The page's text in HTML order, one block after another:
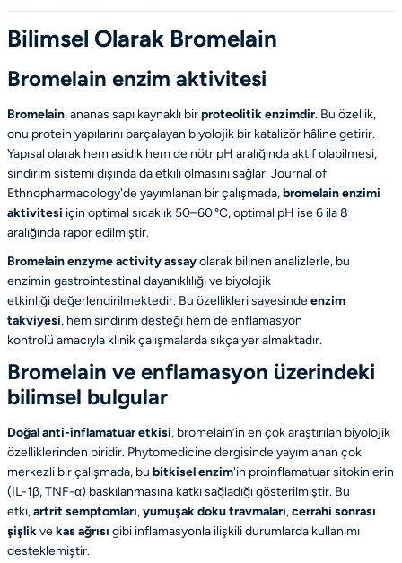
Bilimsel Olarak Bromelain
Bromelain enzim aktivitesi
Bromelain,ananas sapı kaynaklı birproteolitik enzimdir. Bu özellik,
onu protein yapılarını parçalayan biyolojik bir katalizör hâline getirir.
Yapısal olarak hem asidik hem de nötr pH aralığında aktif olabilmesi,
sindirim sistemi dışında da etkili olmasını sağlar.Journal of
Ethnopharmacology'de yayımlanan bir çalışmada,bromelain enzimi
aktivitesi için optimal sıcaklık 50–60 °C, optimal pH ise 6 ila 8
aralığında rapor edilmiştir.
Bromelain enzyme activity assayolarak bilinen analizlerle, bu
enzimin gastrointestinal dayanıklılığıve biyolojik
etkinliğideğerlendirilmektedir. Bu özellikleri sayesindeenzim
takviyesi, hemsindirim desteği hem deenflamasyon
kontrolü amacıyla klinik çalışmalarda sıkça yer almaktadır.
Bromelain ve enflamasyon üzerindeki
bilimsel bulgular
Doğal anti-inflamatuar etkisi, bromelain’in en çok araştırılan biyolojik
özelliklerinden biridir. Phytomedicinedergisinde yayımlanan çok
merkezli bir çalışmada, bu bitkisel enzim'in proinflamatuar sitokinlerin
(IL-1β, TNF-α) baskılanmasına katkı sağladığı gösterilmiştir. Bu
etki,artrit semptomları,yumuşak doku travmaları,cerrahi sonrası
şişlikvekas ağrısı gibi inflamasyonla ilişkili durumlarda kullanımı
desteklemiştir.